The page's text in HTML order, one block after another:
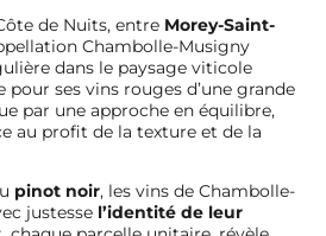
de Nuits, entre Morey-Saint-
Chambolle-Musigny
dans le paysage viticole
ses vins rouges d’une grande
par une approche en équilibre,
au profit de la texture et de la
pinot noir, les vins de Chambolle-
justesse l’identité de leur